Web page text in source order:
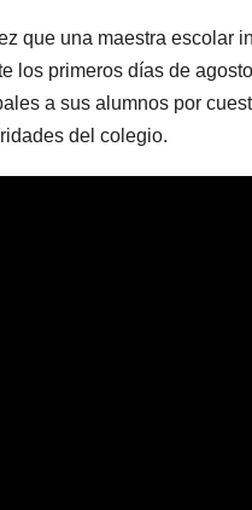
que una maestra escolar
los primeros días de
a sus alumnos por
del colegio.